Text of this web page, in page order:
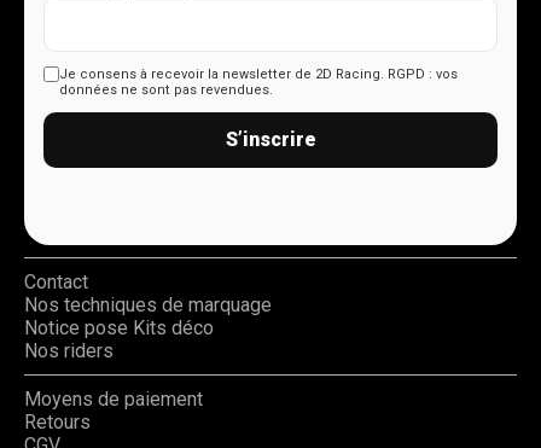
Je consens à recevoir la newsletter de 2D Racing. RGPD : vos
données ne sont pas revendues.
S’inscrire
Contact
Nos techniques de marquage
Notice pose Kits déco
Nos riders
Moyens de paiement
Retours